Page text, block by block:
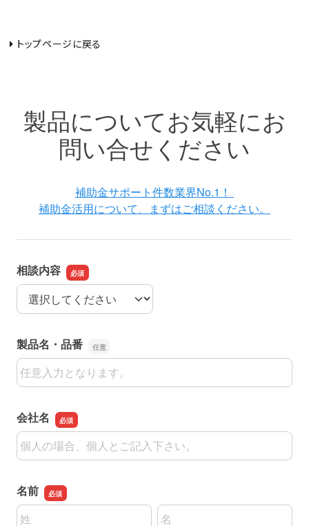
トップページに戻る